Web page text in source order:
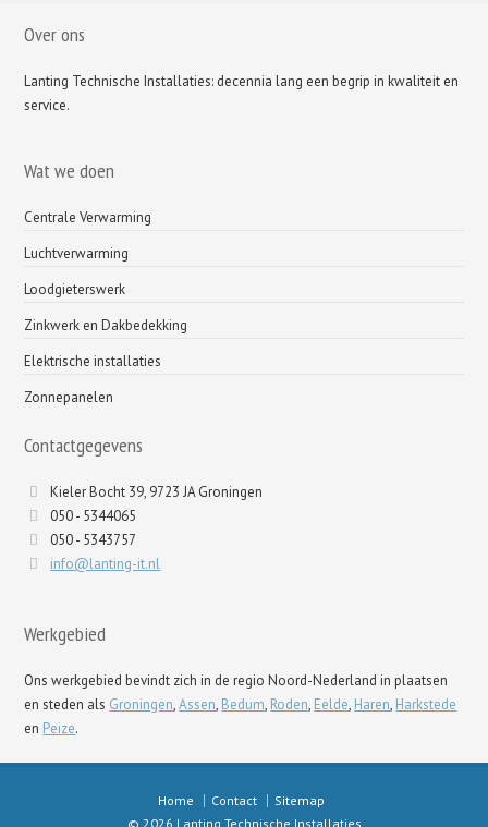
Over ons
Lanting Technische Installaties: decennia lang een begrip in kwaliteit en
service.
Wat we doen
Centrale Verwarming
Luchtverwarming
Loodgieterswerk
Zinkwerk en Dakbedekking
Elektrische installaties
Zonnepanelen
Contactgegevens
Kieler Bocht 39, 9723 JA Groningen
050 - 5344065
050 - 5343757
info@lanting-it.nl
Werkgebied
Ons werkgebied bevindt zich in de regio Noord-Nederland in plaatsen
en steden als Groningen,Assen, Bedum, Roden, Eelde, Haren, Harkstede
en Peize.
Home Contact
Sitemap
© 2026 Lanting Technische Installaties